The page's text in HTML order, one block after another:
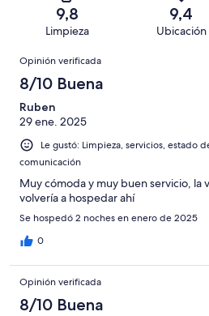
opiniones
238
9,8
Limpieza
9,4
Ubicación
Opiniones
Opinión verificada
8/10 Buena
Ruben
29 ene. 2025
Le gustó: Limpieza, servicios, estado
comunicación
Muy cómoda y muy buen servicio, la
volvería a hospedar ahí
Se hospedó 2 noches en enero de 2025
0
Opinión verificada
8/10 Buena